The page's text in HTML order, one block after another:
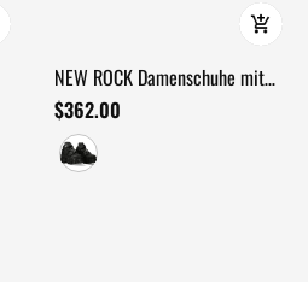
NEW ROCK Damenschuhe mit
Riemen und Metallsohle
$362.00